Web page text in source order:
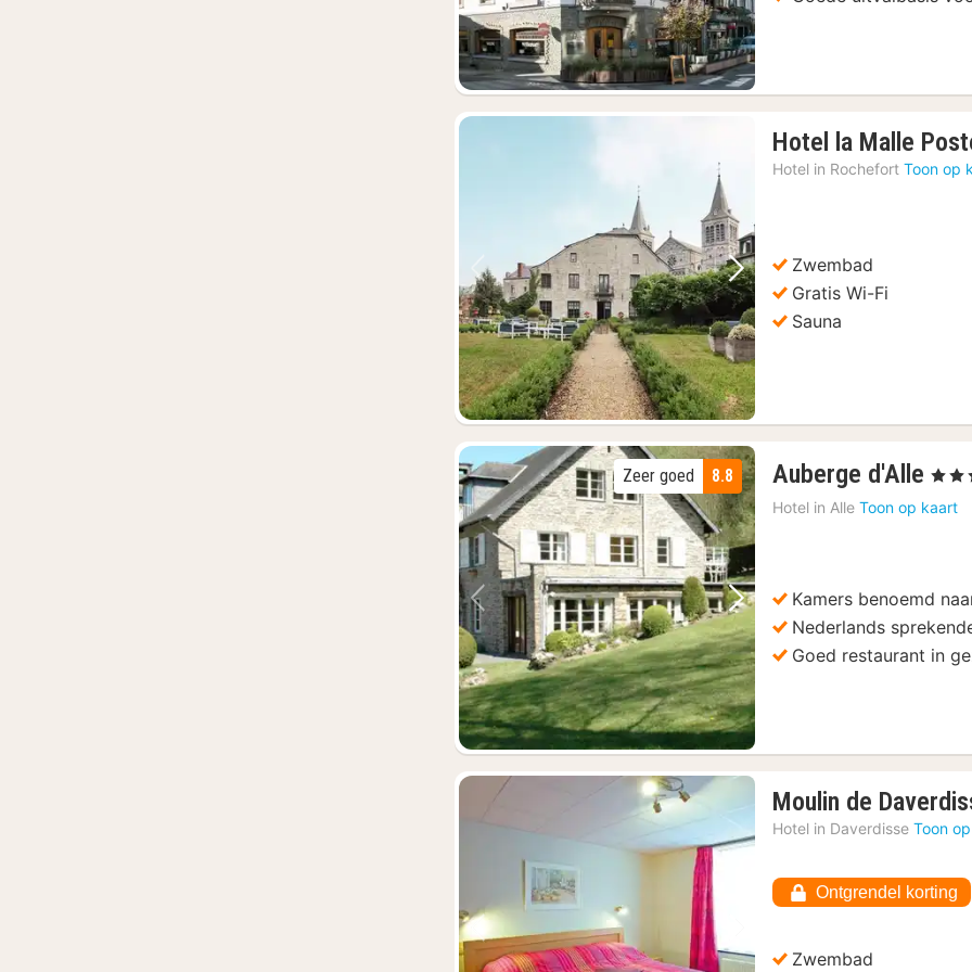
Vorige foto Volgende foto
Hotel la Malle
Hotel in Rochefort Toon op
Zwembad
Gratis Wi-Fi
Sauna
Vorige foto Volgende foto
8.8
Zeer goed Auberge d'Alle 1
nacht
vanaf
, 3
Hotel in Alle Toon op kaart
Kamers benoemd
Nederlands
Goed restaurant in
Vorige foto Volgende foto
Moulin de
Hotel in Daverdisse Toon
Ontgrendel korting
Zwembad